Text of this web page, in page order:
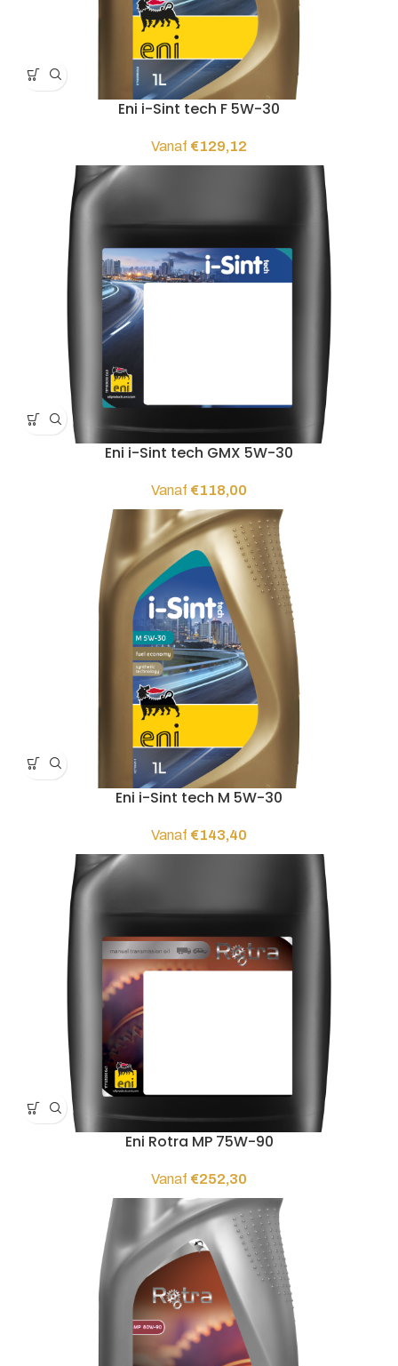
Eni i-Sint tech F 5W-30
Vanaf €129,12
Eni i-Sint tech GMX 5W-30
Vanaf €118,00
Eni i-Sint tech M 5W-30
Vanaf €143,40
Eni Rotra MP 75W-90
Vanaf €252,30